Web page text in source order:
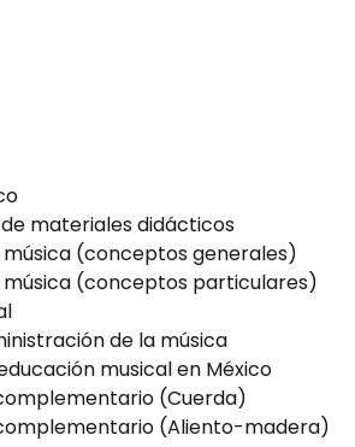
de materiales didácticos
música (conceptos generales)
música (conceptos particulares)
de la música
musical en México
(Cuerda)
(Aliento-madera)